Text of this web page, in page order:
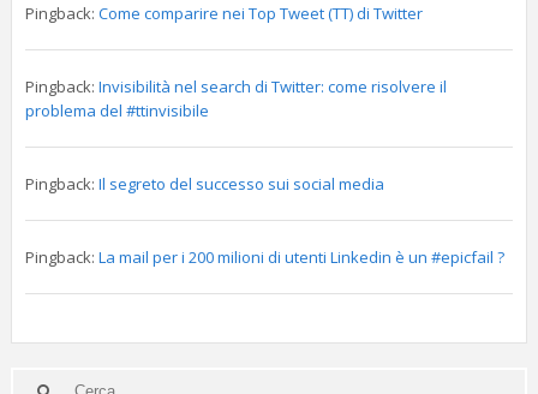
Pingback: Come comparire nei Top Tweet (TT) di Twitter
Pingback: Invisibilità nel search di Twitter: come risolvere il
problema del #ttinvisibile
Pingback: Il segreto del successo sui social media
Pingback: La mail per i 200 milioni di utenti Linkedin è un #epicfail ?